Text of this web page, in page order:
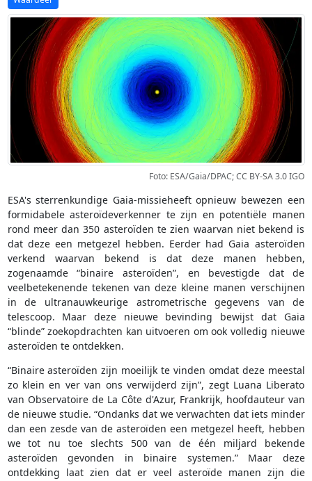
Foto: ESA/Gaia/DPAC; CC BY-SA 3.0 IGO
ESA's sterrenkundige Gaia-missieheeft opnieuw bewezen een
formidabele asteroïdeverkenner te zijn en potentiële manen
rond meer dan 350 asteroïden te zien waarvan niet bekend is
dat deze een metgezel hebben. Eerder had Gaia asteroïden
verkend waarvan bekend is dat deze manen hebben,
zogenaamde “binaire asteroïden”, en bevestigde dat de
veelbetekenende tekenen van deze kleine manen verschijnen
in de ultranauwkeurige astrometrische gegevens van de
telescoop. Maar deze nieuwe bevinding bewijst dat Gaia
“blinde” zoekopdrachten kan uitvoeren om ook volledig nieuwe
asteroïden te ontdekken.
“Binaire asteroïden zijn moeilijk te vinden omdat deze meestal
zo klein en ver van ons verwijderd zijn”, zegt Luana Liberato
van Observatoire de La Côte d'Azur, Frankrijk, hoofdauteur van
de nieuwe studie. “Ondanks dat we verwachten dat iets minder
dan een zesde van de asteroïden een metgezel heeft, hebben
we tot nu toe slechts 500 van de één miljard bekende
asteroïden gevonden in binaire systemen.” Maar deze
ontdekking laat zien dat er veel asteroïde manen zijn die